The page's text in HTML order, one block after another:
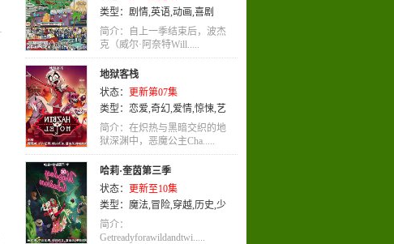
类型： 剧情,英语,动画,喜剧
简介：自上一季结束后，波杰
克（威尔·阿奈特Will.....
地狱客栈
状态： 更新第07集
类型： 恋爱,奇幻,爱情,惊悚,艺
术,校园,冒险,同人,犯罪,宠物,战
争,忍者,动作,机械,轻松,真人
宫,英语,真人版,推理,悬疑,恐怖
简介：在炽热与黑暗交织的地
狱深渊中，恶魔公主Cha.....
哈莉·奎茵第三季
状态： 更新至10集
类型： 魔法,冒险,穿越,历史,少
女,忍者
简介：
Getreadyforawildandtwi.....